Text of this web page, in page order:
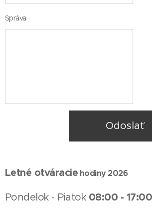
Správa
Odoslať
Letné otváracie hodiny 2026
Pondelok - Piatok 08:00 - 17:00